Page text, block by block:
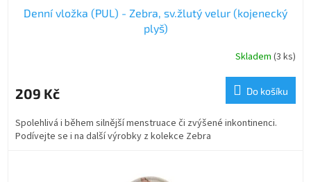
Denní vložka (PUL) - Zebra, sv.žlutý velur (kojenecký
plyš)
Skladem (3 ks)
209 Kč Do košíku
Spolehlivá i během silnější menstruace či zvýšené inkontinenci.
Podívejte se i na další výrobky z kolekce Zebra